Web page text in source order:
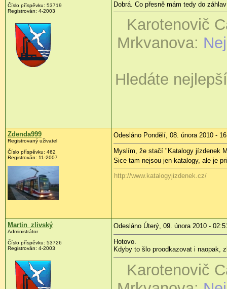
Číslo příspěvku: 53719
Registrován: 4-2003
Dobrá. Co přesně mám tedy do
Karotenovič
Mrkvanova:
Hledáte
Zdenda999
Registrovaný uživatel
Číslo příspěvku: 462
Registrován: 11-2007
Odesláno Pondělí, 08. února 2010 -
Myslím, že stačí "Katalogy jízdenek
Sice tam nejsou jen katalogy, ale je
http://www.katalogyjizdenek.cz/
Martin_zlivský
Administrátor
Číslo příspěvku: 53726
Registrován: 4-2003
Odesláno Úterý, 09. února 2010 -
Hotovo.
Kdyby to šlo proodkazovat i naopak,
Karotenovič